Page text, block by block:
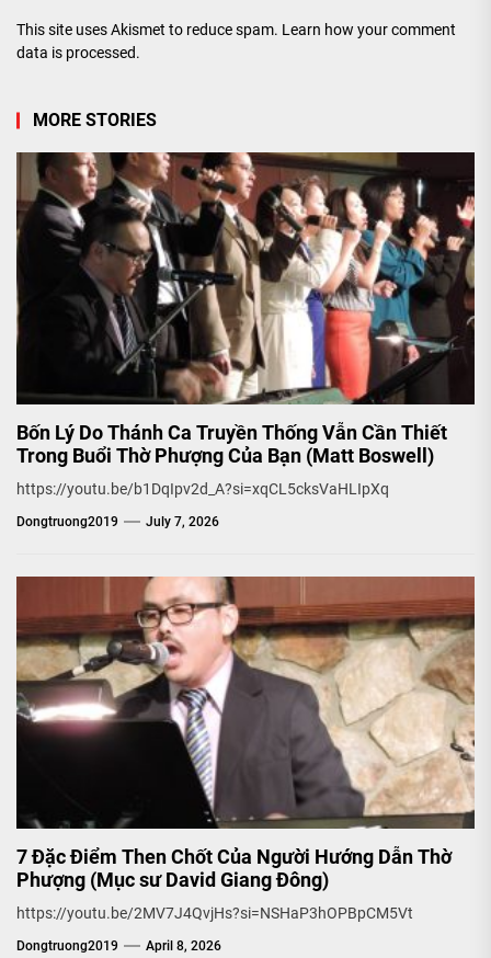
This site uses Akismet to reduce spam. Learn how your comment
data is processed.
MORE STORIES
Bốn Lý Do Thánh Ca Truyền Thống Vẫn Cần Thiết
Trong Buổi Thờ Phượng Của Bạn (Matt Boswell)
https://youtu.be/b1DqIpv2d_A?si=xqCL5cksVaHLIpXq
Dongtruong2019 July 7, 2026
7 Đặc Điểm Then Chốt Của Người Hướng Dẫn Thờ
Phượng (Mục sư David Giang Đông)
https://youtu.be/2MV7J4QvjHs?si=NSHaP3hOPBpCM5Vt
Dongtruong2019 April 8, 2026